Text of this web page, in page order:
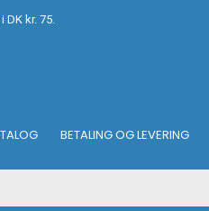
DK kr. 75.
BETALING OG LEVERING